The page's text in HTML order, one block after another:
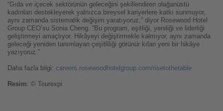
“Gıda ve içecek sektörünün geleceğini şekillendiren olağanüstü
kadınları destekleyerek yalnızca bireysel kariyerlere katkı sunmuyor,
aynı zamanda sistematik değişim yaratıyoruz,” diyor Rosewood Hotel
Group CEO’su Sonia Cheng. “Bu program, eşitliği, yeniliği ve liderliği
geliştirmeyi amaçlıyor. Hikâyeyi değiştirmekle kalmıyor, aynı zamanda
geleceği yeniden tanımlayan çeşitliliği görünür kılan yeni bir hikâye
yazıyoruz.”
Daha fazla bilgi: careers.rosewoodhotelgroup.com/risetothetable
Resim: © Tourexpi